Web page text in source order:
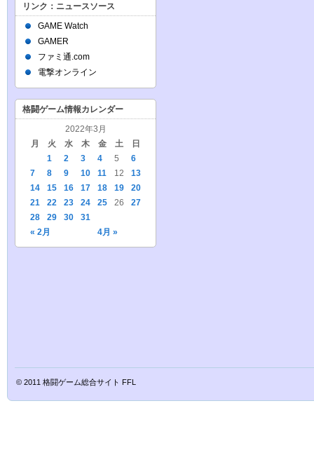
リンク：ニュースソース
GAME Watch
GAMER
ファミ通.com
電撃オンライン
格闘ゲーム情報カレンダー
2022年3月
月
火 水 木 金 土 日
« 2月 4月 »
1 2 3 4 5
6
7
8 9 10 11 12
13
14
15 16 17 18 19
20
21
22 23 24 25 26
27
28
29 30 31
© 2011 格闘ゲーム総合サイト FFL